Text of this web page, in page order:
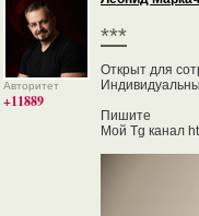
Авторитет
+11889
***
Открыт для
Пишите
Мой Tg канал